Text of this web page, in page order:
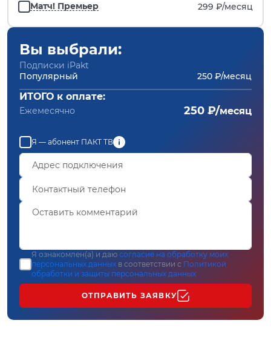
Матч! Премьер 299 ₽/месяц
Вы выбрали:
Подписки iPakt
Популярный
250 ₽/месяц
ИТОГО к оплате:
Ежемесячно 250 ₽/месяц
Я — абонент ПАКТ ТВ
Я ознакомлен(а) и даю согласие на обработку моих
персональных данных в соответствии с Политикой
обработки и защиты персональных данных
ОТПРАВИТЬ ЗАЯВКУ